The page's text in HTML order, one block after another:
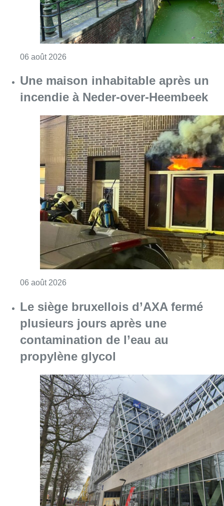
06 août 2026
Une maison inhabitable après un
incendie à Neder-over-Heembeek
06 août 2026
Le siège bruxellois d’AXA fermé
plusieurs jours après une
contamination de l’eau au
propylène glycol